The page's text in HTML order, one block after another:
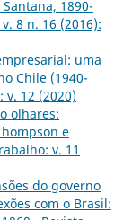
1890-
8 n. 16 (2016):
uma
Chile (1940-
v. 12 (2020)
olhares:
e
v. 11
do governo
com o Brasil: